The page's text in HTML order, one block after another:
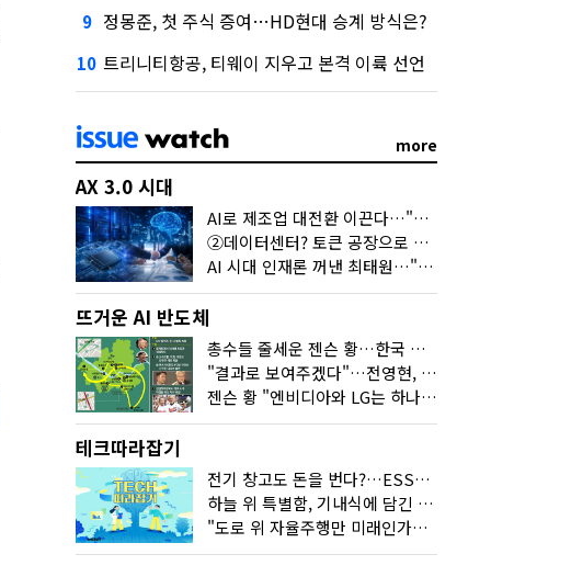
9 정몽준, 첫 주식 증여…HD현대 승계 방식은?
10 트리니티항공, 티웨이 지우고 본격 이륙 선언
more
AX 3.0 시대
AI로 제조업 대전환 이끈다…"2030년까지 민관합동 20조 투자"
②데이터센터? 토큰 공장으로 변신
AI 시대 인재론 꺼낸 최태원…"협업이 경쟁력"
뜨거운 AI 반도체
총수들 줄세운 젠슨 황…한국 산업계 새판 짰다
"결과로 보여주겠다"…전영현, 젠슨 황과 HBM5 논의
젠슨 황 "엔비디아와 LG는 하나의 거대한 팀"
테크따라잡기
전기 창고도 돈을 번다?…ESS의 '두뇌' EMO가 뭐길래
하늘 위 특별함, 기내식에 담긴 기술의 세계
"도로 위 자율주행만 미래인가요"…진흙탕서 길 내는 HD현대 AI 기술